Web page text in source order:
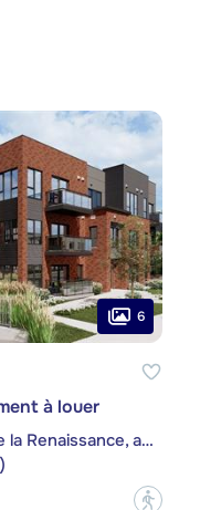
6
à louer
2800, boulevard De la Renaissance, app. 210
?